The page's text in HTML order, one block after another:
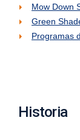
e
u
n
r
Mow Down
Green
Programas
Historia